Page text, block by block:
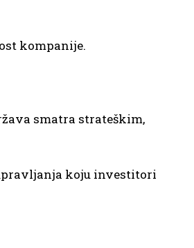
kompanije.
smatra strateškim,
koju investitori